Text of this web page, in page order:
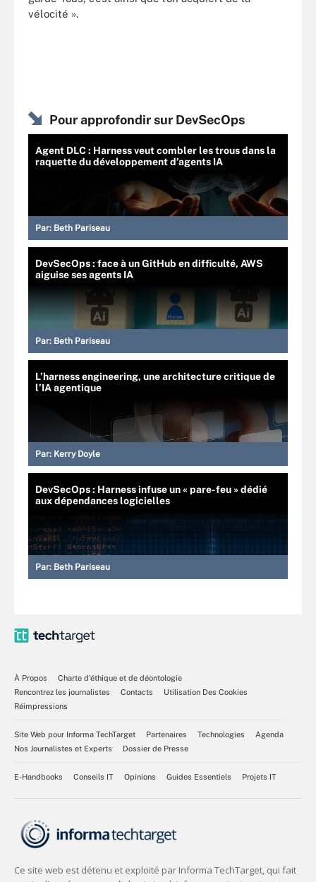
vélocité ».
Pour approfondir sur DevSecOps
Agent DLC : Harness veut combler les trous dans la
raquette du développement d’agents IA
Par: Beth Pariseau
DevSecOps : face à un GitHub en difficulté, AWS
aiguise ses agents IA
Par: Beth Pariseau
L’harness engineering, une architecture critique de
l’IA agentique
Par: Kerry Doyle
DevSecOps : Harness infuse un « pare-feu » dédié
aux dépendances logicielles
Par: Beth Pariseau
À Propos
Charte d’éthique et de déontologie
Rencontrez les journalistes
Contacts
Utilisation Des Cookies
Réimpressions
Site Web pour Informa TechTarget Partenaires Technologies
Agenda
Nos Journalistes et Experts
Dossier de Presse
E-Handbooks Conseils IT Opinions Guides Essentiels Projets IT